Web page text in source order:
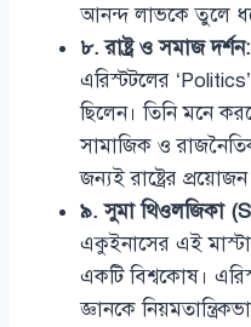
আনন্দ লাভকে তুলে
৮. রাষ্ট্র ও সমাজ দর্শন:
এরিস্টটলের ‘Politics’
ছিলেন। তিনি মনে
সামাজিক ও
জন্যই রাষ্ট্রের
৯. সুমা থিওলজিকা
একুইনাসের এই
একটি বিশ্বকোষ।
জ্ঞানকে